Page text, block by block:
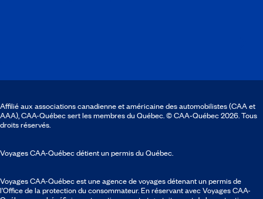
Affilié aux associations canadienne et américaine des automobilistes (CAA et
AAA), CAA-Québec sert les membres du Québec. © CAA‑Québec 2026. Tous
droits réservés.
Voyages CAA-Québec détient un permis du Québec.
Voyages CAA-Québec est une agence de voyages détenant un permis de
l’Office de la protection du consommateur. En réservant avec Voyages CAA-